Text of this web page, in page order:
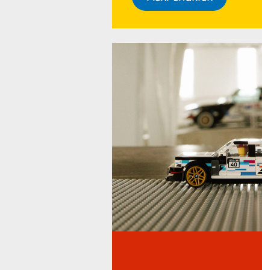
Kinder online
LEGO Die kleine Meerjungfrau
Braille Steine
julia goldhammer